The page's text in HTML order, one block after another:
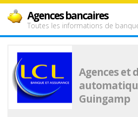
Agences bancaires
Toutes les informations de
Agences et
Guingamp